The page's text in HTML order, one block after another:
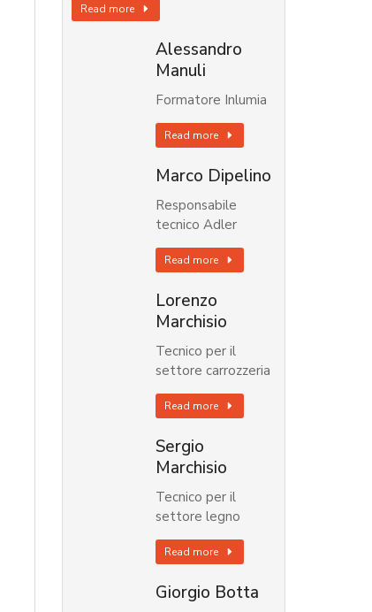
Read more
Alessandro
Manuli
Formatore Inlumia
Read more
Marco Dipelino
Responsabile
tecnico Adler
Read more
Lorenzo
Marchisio
Tecnico per il
settore carrozzeria
Read more
Sergio
Marchisio
Tecnico per il
settore legno
Read more
Giorgio Botta